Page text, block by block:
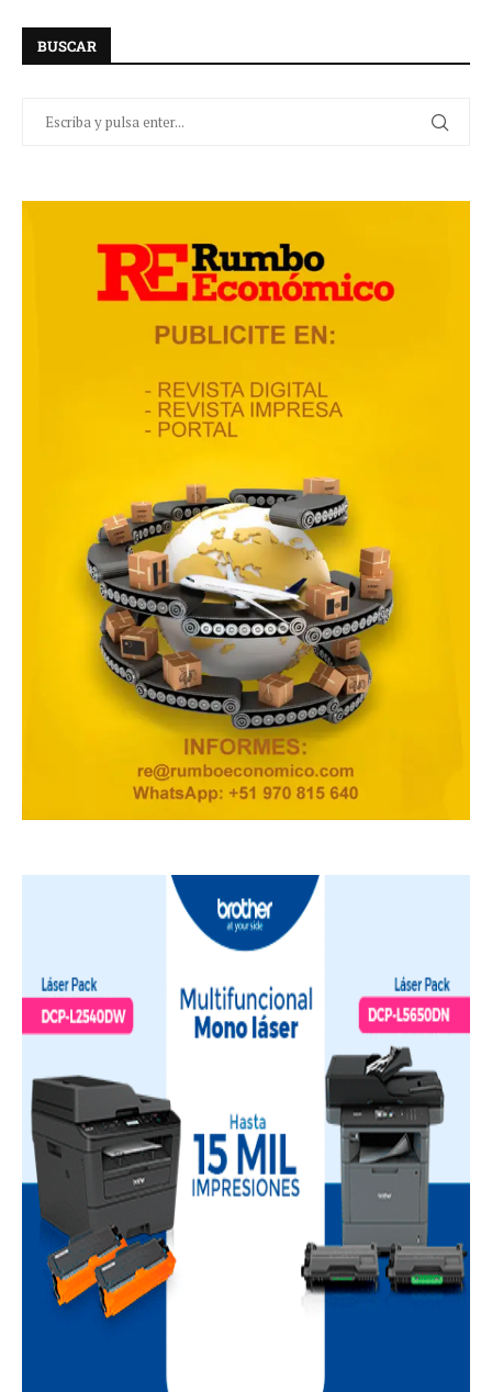
BUSCAR